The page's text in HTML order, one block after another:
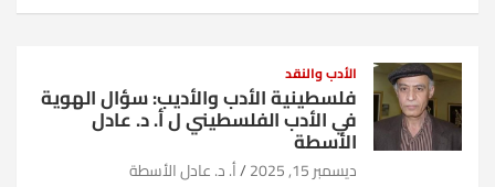
الأدب والنقد
فلسطينية الأدب والأديب: سؤال الهوية
في الأدب الفلسطيني ل أ. د. عادل
الأسطة
ديسمبر 15, 2025 أ. د. عادل الأسطة